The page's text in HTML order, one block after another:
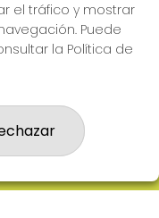
el tráfico y mostrar
Puede
la Política de